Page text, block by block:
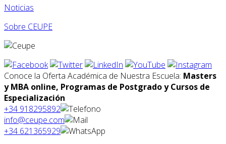
Noticias
Sobre CEUPE
Conoce la Oferta Académica de Nuestra Escuela: Masters
y MBA online, Programas de Postgrado y Cursos de
Especialización
+34 918295892
info@ceupe.com
+34 621365929